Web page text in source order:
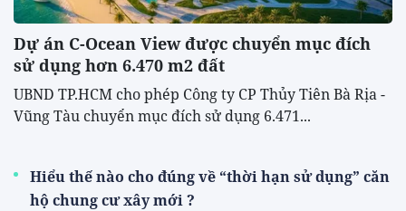
Dự án C-Ocean View được chuyển mục đích
sử dụng hơn 6.470 m2 đất
UBND TP.HCM cho phép Công ty CP Thủy Tiên Bà Rịa -
Vũng Tàu chuyển mục đích sử dụng 6.471...
Hiểu thế nào cho đúng về “thời hạn sử dụng” căn
hộ chung cư xây mới ?